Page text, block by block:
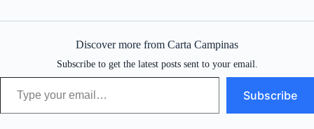
Discover more from Carta Campinas
Subscribe to get the latest posts sent to your email.
Type your email…
Subscribe